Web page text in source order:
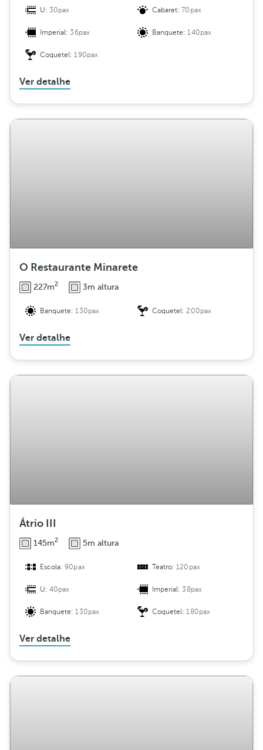
U:30pax Cabaret:70pax
Imperial:36pax Banquete:140pax
Coquetel:190pax
Ver detalhe
O Restaurante Minarete
227m2 3m altura
Banquete:130pax Coquetel:200pax
Ver detalhe
Átrio III
145m2 5m altura
Escola:90pax Teatro:120pax
U:40pax Imperial:38pax
Banquete:130pax Coquetel:180pax
Ver detalhe